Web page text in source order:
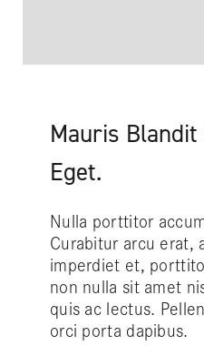
Mauris
Eget.
Nulla porttitor
Curabitur arcu erat,
imperdiet et,
non nulla sit amet
quis ac lectus.
orci porta dapibus.